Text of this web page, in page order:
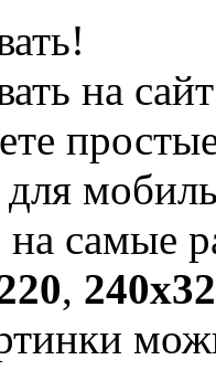
на
для
самые
,